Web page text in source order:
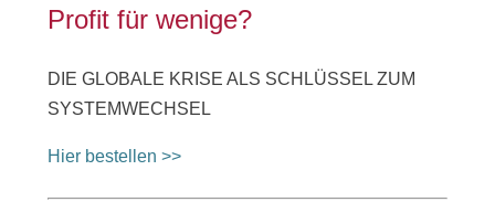
Profit für wenige?
DIE GLOBALE KRISE ALS SCHLÜSSEL ZUM
SYSTEMWECHSEL
Hier bestellen >>